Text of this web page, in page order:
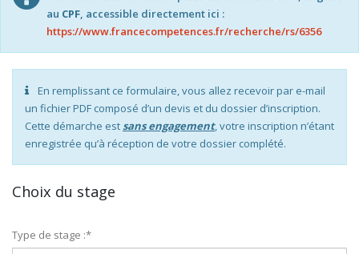
au CPF, accessible directement ici :
https://www.francecompetences.fr/recherche/rs/6356
En remplissant ce formulaire, vous allez recevoir par e-mail
un fichier PDF composé d’un devis et du dossier d’inscription.
Cette démarche estsans engagement, votre inscription n’étant
enregistrée qu’à réception de votre dossier complété.
Choix du stage
Type de stage :*